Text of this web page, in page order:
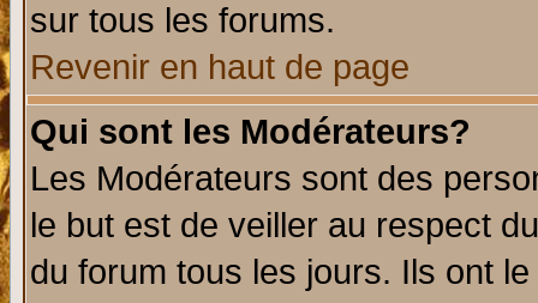
sur tous les forums.
Revenir en haut de page
Qui sont les Modérateurs?
Les Modérateurs sont des
le but est de veiller au respect
du forum tous les jours. Ils ont